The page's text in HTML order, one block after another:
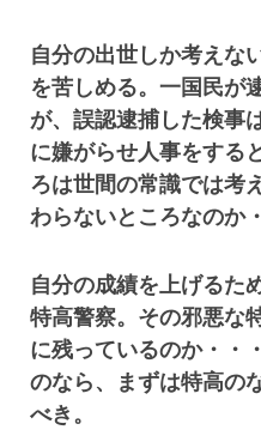
自分の出世しか考えな
を苦しめる。一国民が
が、誤認逮捕した検事
に嫌がらせ人事をする
ろは世間の常識では考
わらないところなのか
自分の成績を上げるた
特高警察。その邪悪な
に残っているのか・・
のなら、まずは特高の
べき。